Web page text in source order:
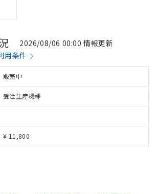
2026/08/06 00:00 情報更新
用条件
販売中
受注生産機種
¥ 11,800